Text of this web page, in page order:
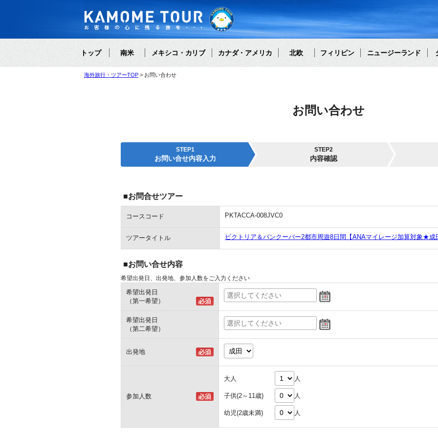
トップ 南米 メキシコ・カリブ カナダ・アメリカ 北欧 フィリピン ニュージーランド
海外旅行・ツアーTOP お問い合わせ
お問い合わせ
STEP1
お問い合せ内容入力
STEP2
内容確認
■お問合せツアー
コースコード PKTACCA-008JVC0
ツアータイトル ビクトリア＆バンクーバー2都市周遊8日間【ANAマイレージ加算対象★成
■お問い合せ内容
希望出発日、出発地、参加人数をご入力ください
希望出発日
（第一希望）
希望出発日
（第二希望）
出発地
参加人数
大人 人
子供(2～11歳) 人
幼児(2歳未満) 人